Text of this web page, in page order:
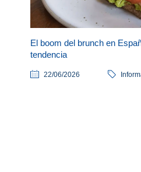
El boom del brunch en
tendencia
22/06/2026